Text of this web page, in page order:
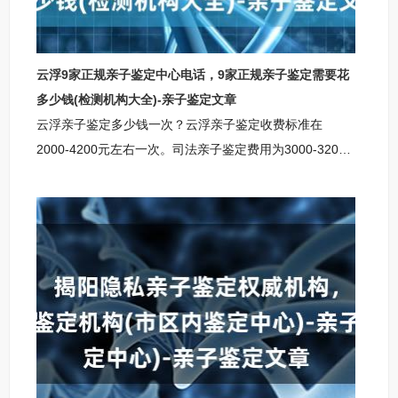
云浮9家正规亲子鉴定中心电话，9家正规亲子鉴定需要花
多少钱(检测机构大全)-亲子鉴定文章
云浮亲子鉴定多少钱一次？云浮亲子鉴定收费标准在
2000-4200元左右一次。司法亲子鉴定费用为3000-3200
创胎儿亲子鉴定费用为3800-4200元，适用于孕期妈妈确
认胎儿与疑父的亲子关系；个人隐私亲子鉴定费用为
2000-2200元，用于私下了解亲生关系，保护个人隐私。
云浮柚子基因柚子基因亲子鉴定咨询中心云浮柚子基因亲
子鉴定咨询中心地址：云浮市银盆岭奥克斯国际公寓云浮
亲子鉴定咨询中心咨询范围：上户口亲子鉴定咨询，个人
亲子鉴定咨询，司法亲子鉴